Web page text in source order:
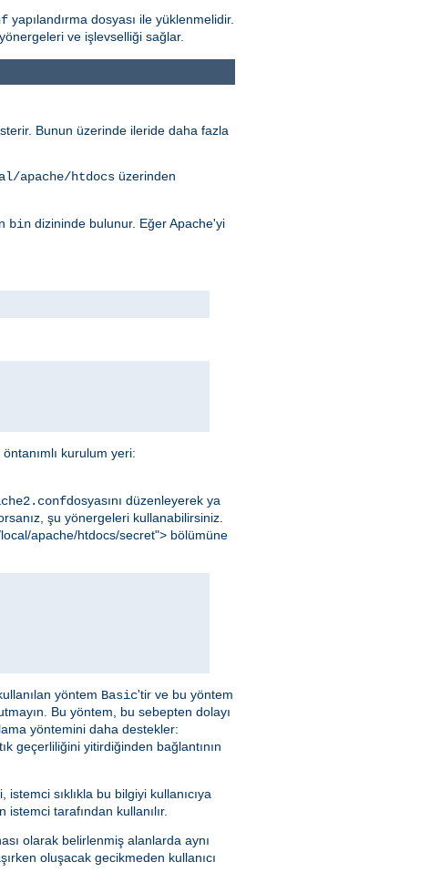
yapılandırma dosyası ile yüklenmelidir.
ve işlevselliği sağlar.
Bunun üzerinde ileride daha fazla
apache/htdocs üzerinden
bin dizininde bulunur. Eğer Apache'yi
kurulum yeri:
dosyasını düzenleyerek ya
şu yönergeleri kullanabilirsiniz.
apache/htdocs/secret"> bölümüne
yöntem Basic'tir ve bu yöntem
Bu yöntem, bu sebepten dolayı
yöntemini daha destekler:
geçerliliğini yitirdiğinden bağlantının
sıklıkla bu bilgiyi kullanıcıya
tarafından kullanılır.
olarak belirlenmiş alanlarda aynı
oluşacak gecikmeden kullanıcı